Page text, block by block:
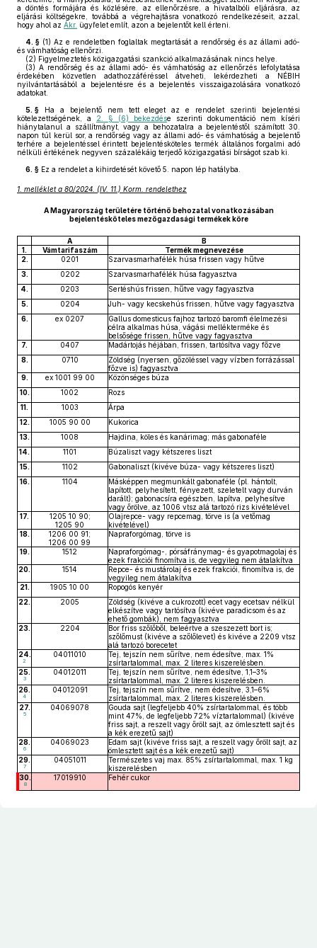
a döntés formájára és közlésére, az ellenőrzésre, a hivatalbóli eljárásra, az
eljárási költségekre, továbbá a végrehajtásra vonatkozó rendelkezéseit, azzal,
hogy ahol az Ákr. ügyfelet említ, azon a bejelentőt kell érteni.
4. § (1) Az e rendeletben foglaltak megtartását a rendőrség és az állami adó-
és vámhatóság ellenőrzi.
(2) Figyelmeztetés közigazgatási szankció alkalmazásának nincs helye.
(3) A rendőrség és az állami adó- és vámhatóság az ellenőrzés lefolytatása
érdekében közvetlen adathozzáféréssel átveheti, lekérdezheti a NÉBIH
nyilvántartásából a bejelentésre és a bejelentés visszaigazolására vonatkozó
adatokat.
5. § Ha a bejelentő nem tett eleget az e rendelet szerinti bejelentési
kötelezettségének, a 2. § (6) bekezdése szerinti dokumentáció nem kíséri
hiánytalanul a szállítmányt, vagy a behozatalra a bejelentéstől számított 30.
napon túl kerül sor, a rendőrség vagy az állami adó- és vámhatóság a bejelentő
terhére a bejelentéssel érintett bejelentésköteles termék általános forgalmi adó
nélküli értékének negyven százalékáig terjedő közigazgatási bírságot szab ki.
6. § Ez a rendelet a kihirdetését követő 5. napon lép hatályba.
1. melléklet a 80/2024. (IV. 11.) Korm. rendelethez
A Magyarország területére történő behozatal vonatkozásában
bejelentésköteles mezőgazdasági termékek köre
A
B
1.
Vámtarifaszám
Termék megnevezése
2.
0201
Szarvasmarhafélék húsa frissen vagy hűtve
3.
0202
Szarvasmarhafélék húsa fagyasztva
4.
0203
Sertéshús frissen, hűtve vagy fagyasztva
5.
0204
Juh- vagy kecskehús frissen, hűtve vagy fagyasztva
6.
ex 0207
Gallus domesticus fajhoz tartozó baromfi élelmezési
célra alkalmas húsa, vágási mellékterméke és
belsősége frissen, hűtve vagy fagyasztva
7.
0407
Madártojás héjában, frissen, tartósítva vagy főzve
8.
0710
Zöldség (nyersen, gőzöléssel vagy vízben forrázással
főzve is) fagyasztva
9.
ex 1001 99 00
Közönséges búza
10.
1002
Rozs
11.
1003
Árpa
12.
1005 90 00
Kukorica
13.
1008
Hajdina, köles és kanárimag; más gabonaféle
14.
1101
Búzaliszt vagy kétszeres liszt
15.
1102
Gabonaliszt (kivéve búza- vagy kétszeres liszt)
16.
1104
Másképpen megmunkált gabonaféle (pl. hántolt,
lapított, pelyhesített, fényezett, szeletelt vagy durván
darált); gabonacsíra egészben, lapítva, pelyhesítve
vagy őrölve, az 1006 vtsz alá tartozó rizs kivételével
17.
1205 10 90;
1205 90
Olajrepce- vagy repcemag, törve is (a vetőmag
kivételével)
18.
1206 00 91;
1206 00 99
Napraforgómag, törve is
19. 1512
Napraforgómag-, pórsáfránymag- és gyapotmagolaj és
ezek frakciói finomítva is, de vegyileg nem átalakítva
20.
1514
Repce- és mustárolaj és ezek frakciói, finomítva is, de
vegyileg nem átalakítva
21.
1905 10 00
Ropogós kenyér
22.
2005
Zöldség (kivéve a cukrozott) ecet vagy ecetsav nélkül
elkészítve vagy tartósítva (kivéve paradicsom és az
ehető gombák), nem fagyasztva
23.
2204
Bor friss szőlőből, beleértve a szeszezett bort is;
szőlőmust (kivéve a szőlőlevet) és kivéve a 2209 vtsz
alá tartozó borecetet
24.
2
04011010
Tej, tejszín nem sűrítve, nem édesítve, max. 1%
zsírtartalommal, max. 2 literes kiszerelésben.
25.
3
04012011
Tej, tejszín nem sűrítve, nem édesítve, 1,1–3%
zsírtartalommal, max. 2 literes kiszerelésben.
26.
4
04012091
Tej, tejszín nem sűrítve, nem édesítve, 3,1–6%
zsírtartalommal, max. 2 literes kiszerelésben.
27.
5
04069078
Gouda sajt (legfeljebb 40% zsírtartalommal, és több
mint 47%, de legfeljebb 72% víztartalommal) (kivéve
friss sajt, a reszelt vagy őrölt sajt, az ömlesztett sajt és
a kék erezetű sajt)
28.
6
04069023
Edam sajt (kivéve friss sajt, a reszelt vagy őrölt sajt, az
ömlesztett sajt és a kék erezetű sajt)
29.
7
04051011
Természetes vaj max. 85% zsírtartalommal, max. 1 kg
kiszerelésben
30.
8
17019910 Fehér cukor